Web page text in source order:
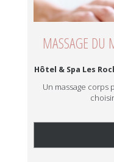
MASSAGE
Hôtel & Spa Les
Un massage corps